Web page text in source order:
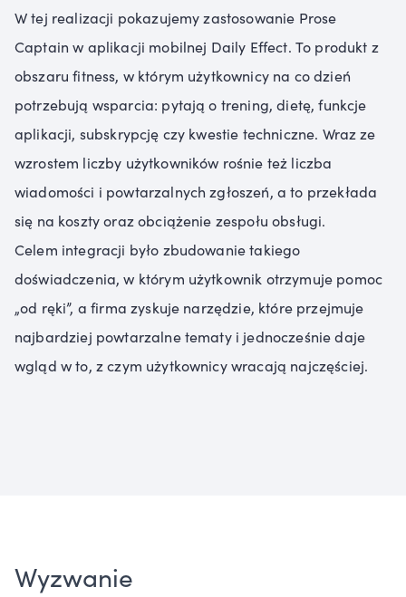
W tej realizacji pokazujemy zastosowanie Prose
Captain w aplikacji mobilnej Daily Effect. To produkt z
obszaru fitness, w którym użytkownicy na co dzień
potrzebują wsparcia: pytają o trening, dietę, funkcje
aplikacji, subskrypcję czy kwestie techniczne. Wraz ze
wzrostem liczby użytkowników rośnie też liczba
wiadomości i powtarzalnych zgłoszeń, a to przekłada
się na koszty oraz obciążenie zespołu obsługi.
Celem integracji było zbudowanie takiego
doświadczenia, w którym użytkownik otrzymuje pomoc
„od ręki”, a firma zyskuje narzędzie, które przejmuje
najbardziej powtarzalne tematy i jednocześnie daje
wgląd w to, z czym użytkownicy wracają najczęściej.
Wyzwanie